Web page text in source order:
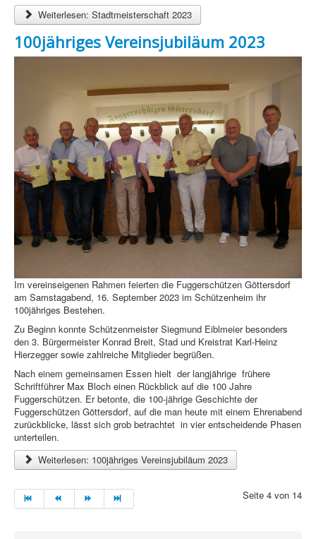
Weiterlesen: Stadtmeisterschaft 2023
100jähriges Vereinsjubiläum 2023
Im vereinseigenen Rahmen feierten die Fuggerschützen Göttersdorf
am Samstagabend, 16. September 2023 im Schützenheim ihr
100jähriges Bestehen.
Zu Beginn konnte Schützenmeister Siegmund Eiblmeier besonders
den 3. Bürgermeister Konrad Breit, Stad und Kreistrat Karl-Heinz
Hierzegger sowie zahlreiche Mitglieder begrüßen.
Nach einem gemeinsamen Essen hielt der langjährige frühere
Schriftführer Max Bloch einen Rückblick auf die 100 Jahre
Fuggerschützen. Er betonte, die 100-jährige Geschichte der
Fuggerschützen Göttersdorf, auf die man heute mit einem Ehrenabend
zurückblicke, lässt sich grob betrachtet in vier entscheidende Phasen
unterteilen.
Weiterlesen: 100jähriges Vereinsjubiläum 2023
Seite 4 von 14